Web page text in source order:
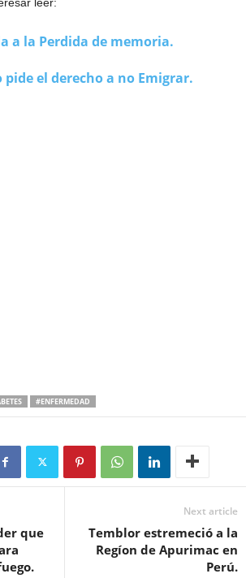
a la Perdida de memoria.
pide el derecho a no Emigrar.
#ENFERMEDAD
que
Next article
Temblor estremeció a la
Regíon de Apurimac en
Perú.